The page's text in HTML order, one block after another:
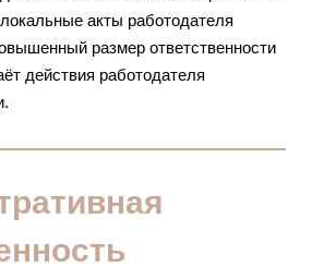
акты работодателя
размер ответственности
действия работодателя